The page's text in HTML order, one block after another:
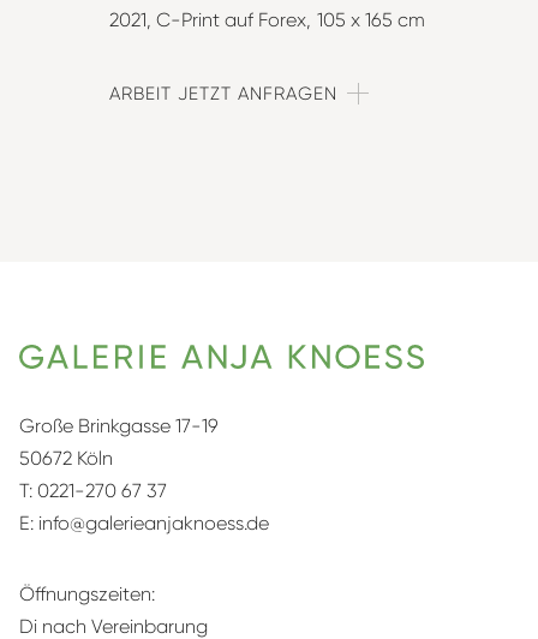
2021 C-Print auf Forex 105 x 165 cm
ARBEIT JETZT ANFRAGEN
Große Brinkgasse 17-19
50672 Köln
T: 0221-270 67 37
E: info@galerieanjaknoess.de
Öffnungszeiten:
Di nach Vereinbarung